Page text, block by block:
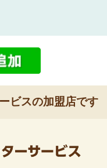
ビスの加盟店です